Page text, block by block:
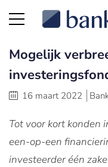
Mogelijk
16 maart 2022
Tot voor kort konden
een-op-een
investeerder één